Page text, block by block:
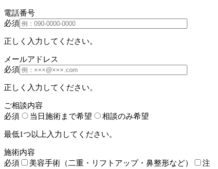
電話番号
必須
正しく入力してください。
メールアドレス
必須
正しく入力してください。
ご相談内容
必須
当日施術まで希望 相談のみ希望
最低1つ以上入力してください。
施術内容
必須
美容手術（二重・リフトアップ・鼻整形など）
注